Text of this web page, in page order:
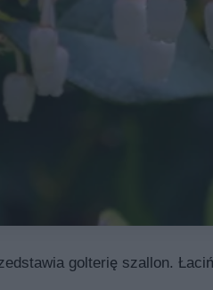
golterię szallon.